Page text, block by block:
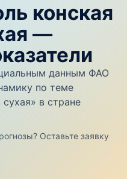
конская
—
данным ФАО
по теме
в стране
Оставьте заявку